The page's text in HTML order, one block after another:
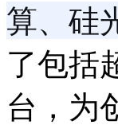
算、硅
了包括
台，为